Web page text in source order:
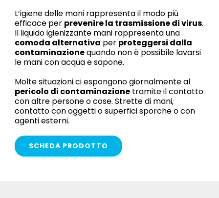
L’igiene delle mani rappresenta il modo più
efficace per prevenire la trasmissione di virus.
Il liquido igienizzante mani rappresenta una
comoda alternativa per proteggersi dalla
contaminazionequando non è possibile lavarsi
le mani con acqua e sapone.
Molte situazioni ci espongono giornalmente al
pericolo di contaminazione tramite il contatto
con altre persone o cose. Strette di mani,
contatto con oggetti o superfici sporche o con
agenti esterni.
SCHEDA PRODOTTO